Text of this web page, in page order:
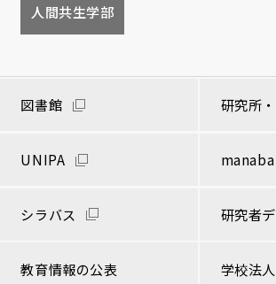
人間共生学部
図書館 研究所
UNIPA manaba
シラバス 研究者
教育情報の公表 学校法